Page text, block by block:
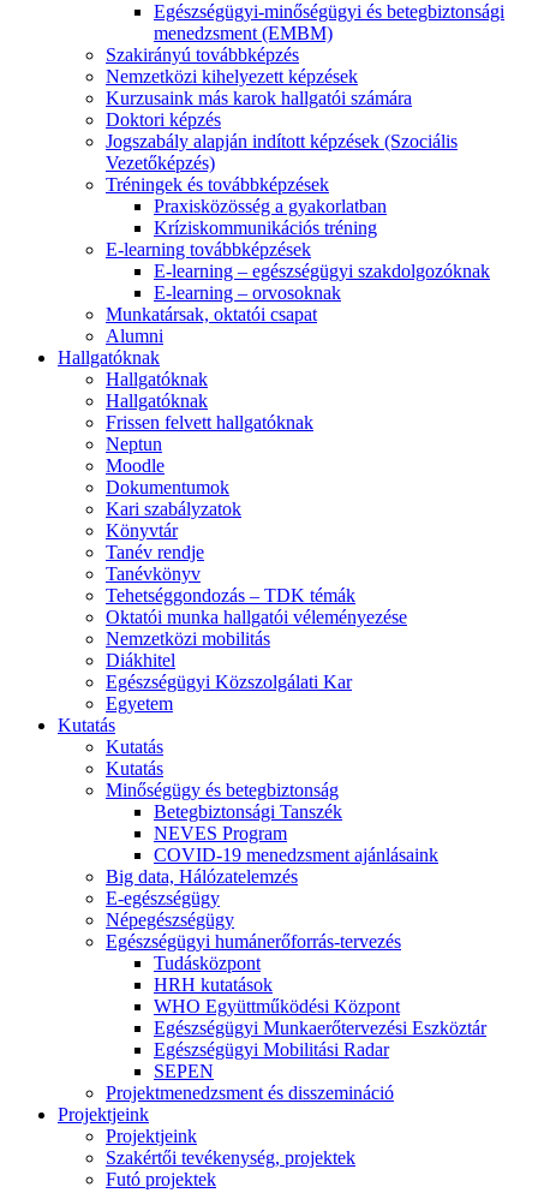
Egészségügyi-minőségügyi és betegbiztonsági
menedzsment (EMBM)
Szakirányú továbbképzés
Nemzetközi kihelyezett képzések
Kurzusaink más karok hallgatói számára
Doktori képzés
Jogszabály alapján indított képzések (Szociális
Vezetőképzés)
Tréningek és továbbképzések
Praxisközösség a gyakorlatban
Kríziskommunikációs tréning
E-learning továbbképzések
E-learning – egészségügyi szakdolgozóknak
E-learning – orvosoknak
Munkatársak, oktatói csapat
Alumni
Hallgatóknak
Hallgatóknak
Hallgatóknak
Frissen felvett hallgatóknak
Neptun
Moodle
Dokumentumok
Kari szabályzatok
Könyvtár
Tanév rendje
Tanévkönyv
Tehetséggondozás – TDK témák
Oktatói munka hallgatói véleményezése
Nemzetközi mobilitás
Diákhitel
Egészségügyi Közszolgálati Kar
Egyetem
Kutatás
Kutatás
Kutatás
Minőségügy és betegbiztonság
Betegbiztonsági Tanszék
NEVES Program
COVID-19 menedzsment ajánlásaink
Big data, Hálózatelemzés
E-egészségügy
Népegészségügy
Egészségügyi humánerőforrás-tervezés
Tudásközpont
HRH kutatások
WHO Együttműködési Központ
Egészségügyi Munkaerőtervezési Eszköztár
Egészségügyi Mobilitási Radar
SEPEN
Projektmenedzsment és disszemináció
Projektjeink
Projektjeink
Szakértői tevékenység, projektek
Futó projektek